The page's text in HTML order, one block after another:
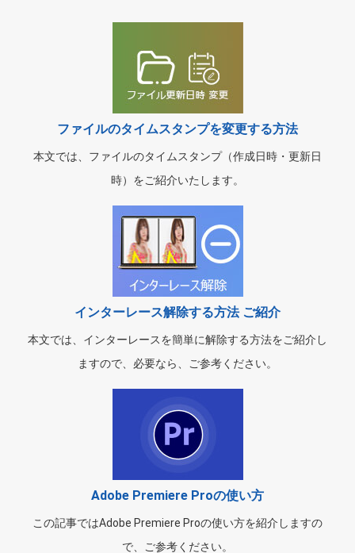
ファイルのタイムスタンプを変更する方法
本文では、ファイルのタイムスタンプ（作成日時・更新日
時）をご紹介いたします。
インターレース解除する方法 ご紹介
本文では、インターレースを簡単に解除する方法をご紹介し
ますので、必要なら、ご参考ください。
Adobe Premiere Proの使い方
この記事ではAdobe Premiere Proの使い方を紹介しますの
で、ご参考ください。